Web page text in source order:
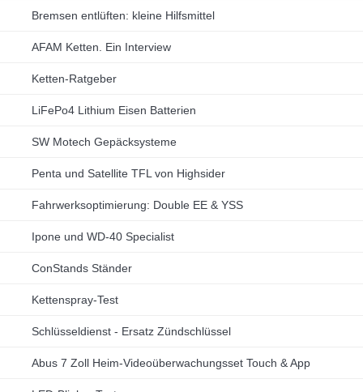
Bremsen entlüften: kleine Hilfsmittel
AFAM Ketten. Ein Interview
Ketten-Ratgeber
LiFePo4 Lithium Eisen Batterien
SW Motech Gepäcksysteme
Penta und Satellite TFL von Highsider
Fahrwerksoptimierung: Double EE & YSS
Ipone und WD-40 Specialist
ConStands Ständer
Kettenspray-Test
Schlüsseldienst - Ersatz Zündschlüssel
Abus 7 Zoll Heim-Videoüberwachungsset Touch & App